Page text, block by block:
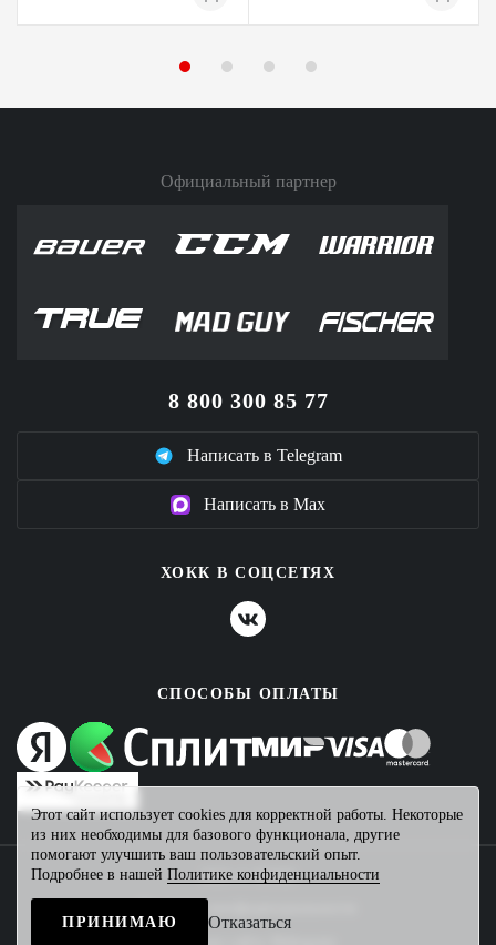
Официальный партнер
8 800 300 85 77
Написать в Telegram
Написать в Max
ХОКК В СОЦСЕТЯХ
СПОСОБЫ ОПЛАТЫ
2026 © ХОКК
Этот сайт использует cookies для корректной работы. Некоторые
из них необходимы для базового функционала, другие
помогают улучшить ваш пользовательский опыт.
Подробнее в нашей Политике конфиденциальности
ПРИНИМАЮ Отказаться